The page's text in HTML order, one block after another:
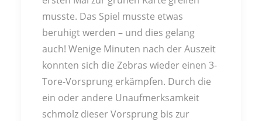
musste. Das Spiel musste etwas
beruhigt werden – und dies gelang
auch! Wenige Minuten nach der Auszeit
konnten sich die Zebras wieder einen 3-
Tore-Vorsprung erkämpfen. Durch die
ein oder andere Unaufmerksamkeit
schmolz dieser Vorsprung bis zur